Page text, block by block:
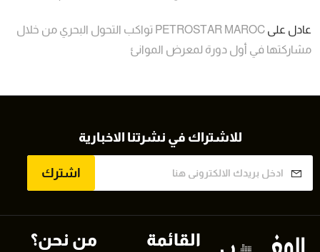
عادل على
PETROSTAR MAROC تواكب التحول البحري من خلال
مشاركتها في أول دورة لمعرض الموانئ
للاشتراك في نشرتنا الاخبارية
اشترك
القائمة
من نحن؟